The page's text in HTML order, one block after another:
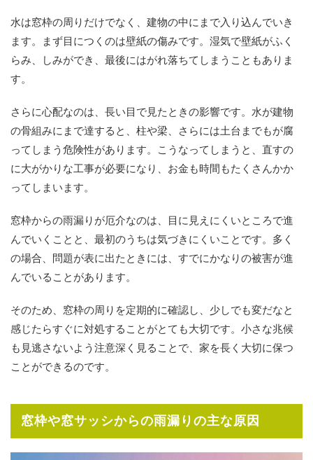
水は窓枠の周りだけでなく、建物の中にまで入り込んでいき
ます。まず目につくのは壁紙の傷みです。湿気で壁紙がふく
らみ、しみができ、最後にはがれ落ちてしまうこともありま
す。
さらに心配なのは、長い目で見たときの影響です。水が建物
の骨組みにまで達すると、柱や梁、さらには土台までもが腐
ってしまう危険性があります。こうなってしまうと、直すの
に大がかりな工事が必要になり、お金も時間もたくさんかか
ってしまいます。
窓枠からの雨漏りが厄介なのは、目に見えにくいところで進
んでいくことと、最初のうちは気づきにくいことです。多く
の場合、問題が表に出たときには、すでにかなりの被害が進
んでいることがあります。
そのため、窓枠の周りを定期的に確認し、少しでも変だなと
感じたらすぐに対処することがとても大切です。小さな兆候
も見逃さないよう注意深く見ることで、家を長く大切に保つ
ことができるのです。
窓枠や窓サッシからの雨漏りの主な原因